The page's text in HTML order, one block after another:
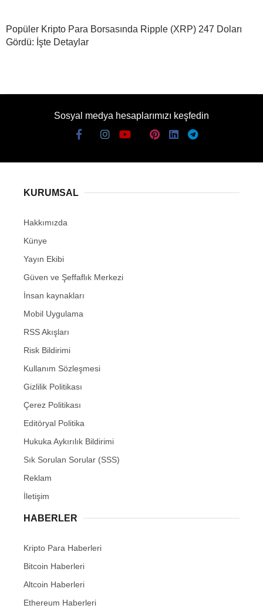
Popüler Kripto Para Borsasında Ripple (XRP) 247 Doları
Gördü: İşte Detaylar
Sosyal medya hesaplarımızı keşfedin
KURUMSAL
Hakkımızda
Künye
Yayın Ekibi
Güven ve Şeffaflık Merkezi
İnsan kaynakları
Mobil Uygulama
RSS Akışları
Risk Bildirimi
Kullanım Sözleşmesi
Gizlilik Politikası
Çerez Politikası
Editöryal Politika
Hukuka Aykırılık Bildirimi
Sık Sorulan Sorular (SSS)
Reklam
İletişim
HABERLER
Kripto Para Haberleri
Bitcoin Haberleri
Altcoin Haberleri
Ethereum Haberleri